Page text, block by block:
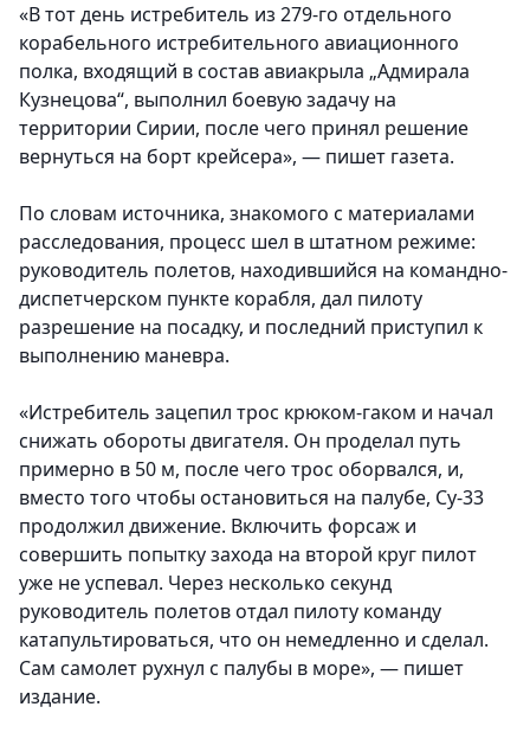
«В тот день истребитель из 279-го отдельного
корабельного истребительного авиационного
полка, входящий в состав авиакрыла „Адмирала
Кузнецова“, выполнил боевую задачу на
территории Сирии, после чего принял решение
вернуться на борт крейсера», — пишет газета.
По словам источника, знакомого с материалами
расследования, процесс шел в штатном режиме:
руководитель полетов, находившийся на командно-
диспетчерском пункте корабля, дал пилоту
разрешение на посадку, и последний приступил к
выполнению маневра.
«Истребитель зацепил трос крюком-гаком и начал
снижать обороты двигателя. Он проделал путь
примерно в 50 м, после чего трос оборвался, и,
вместо того чтобы остановиться на палубе, Су-33
продолжил движение. Включить форсаж и
совершить попытку захода на второй круг пилот
уже не успевал. Через несколько секунд
руководитель полетов отдал пилоту команду
катапультироваться, что он немедленно и сделал.
Сам самолет рухнул с палубы в море», — пишет
издание.